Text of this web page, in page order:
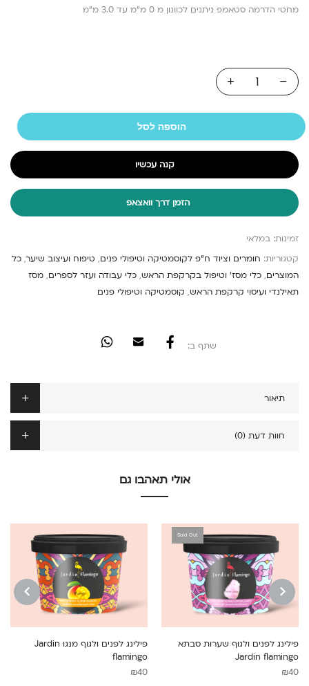
מחטי הדרמה סטאמפ ניתנים לכוונון מ 0 מ”מ עד 3.0 מ”מ
הוספה לסל
קנה עכשיו
הזמן דרך וואצאפ
זמינות: במלאי
קטגוריות: חומרים וציוד ח"פ לקוסמטיקה וטיפולי פנים, טיפוח ועיצוב שיער, כל
המוצרים, כלי מסז' וטיפול בקרקפת הראש, כלי עבודה ועזר לספרים, מסז
תאילנדי ועיסוי קרקפת הראש, קוסמטיקה וטיפולי פנים
שתף ב:
תיאור
חוות דעת (0)
אולי תאהבו גם
PREVIOUS
Sold Out
פילינג לפנים ולגוף שערות סבתא
Jardin flamingo
₪40
פילינג לפנים ולגוף מנגו Jardin
flamingo
₪40